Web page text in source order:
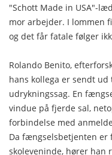
"Schott Made in USA"-
mor arbejder. I lommen
og det får fatale følger
Rolando Benito,
hans kollega er sendt
udrykningssag. En
vindue på fjerde sal,
forbindelse med
Da fængselsbetjenten er
skoleveninde, hører han